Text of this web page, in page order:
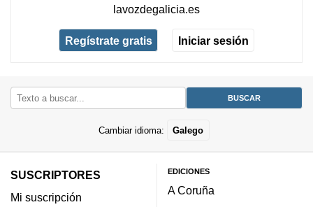
lavozdegalicia.es
Regístrate gratis Iniciar sesión
Cambiar idioma: Galego
SUSCRIPTORES
Mi suscripción
EDICIONES
A Coruña